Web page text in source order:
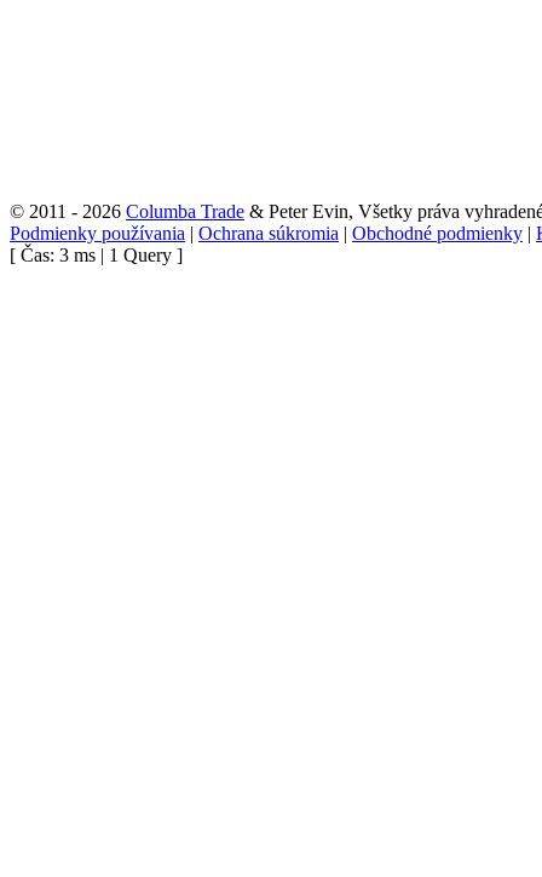
© 2011 - 2026 Columba Trade & Peter Evin, Všetky práva
Podmienky používania | Ochrana súkromia | Obchodné podmienky |
[ Čas: 3 ms | 1 Query ]